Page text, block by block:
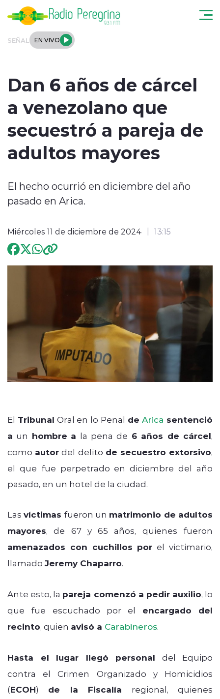
SEÑAL EN VIVO
Podcast
Deportes
Programación
modo claro
Dan 6 años de cárcel
a venezolano que
secuestró a pareja de
adultos mayores
El hecho ocurrió en diciembre del año
pasado en Arica.
Miércoles 11 de diciembre de 2024 13:15
El Tribunal Oral en lo Penal deArica sentenció
a un hombre a la pena de 6 años de cárcel,
como autor del delito de secuestro extorsivo,
el que fue perpetrado en diciembre del año
pasado, en un hotel de la ciudad.
Lasvíctimas fueron un matrimonio de adultos
mayores, de 67 y 65 años, quienes fueron
amenazados con cuchillos por el victimario,
llamado Jeremy Chaparro.
Ante esto, la pareja comenzó a pedir auxilio, lo
que fue escuchado por el encargado del
recinto, quien avisó a Carabineros.
Hasta el lugar llegó personal del Equipo
contra el Crimen Organizado y Homicidios
(ECOH) de la Fiscalía regional, quienes